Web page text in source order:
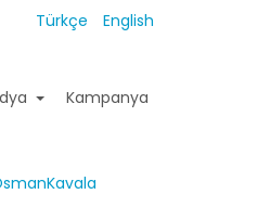
Türkçe English
Kampanya